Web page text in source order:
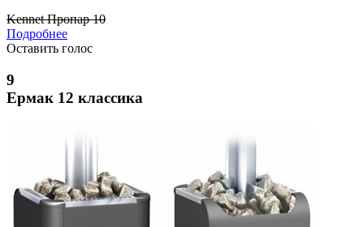
Kennet Пропар 10
Подробнее
Оставить голос
9
Ермак 12 классика